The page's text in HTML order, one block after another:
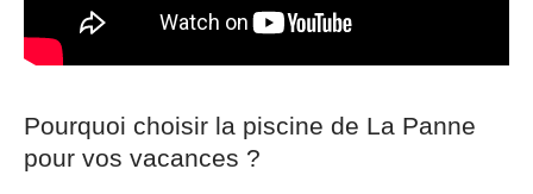
Pourquoi choisir la piscine de La Panne
pour vos vacances ?